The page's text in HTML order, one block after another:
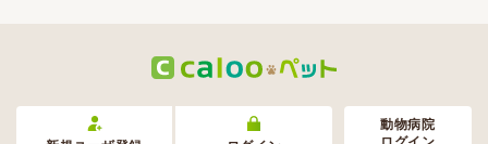
動物病院